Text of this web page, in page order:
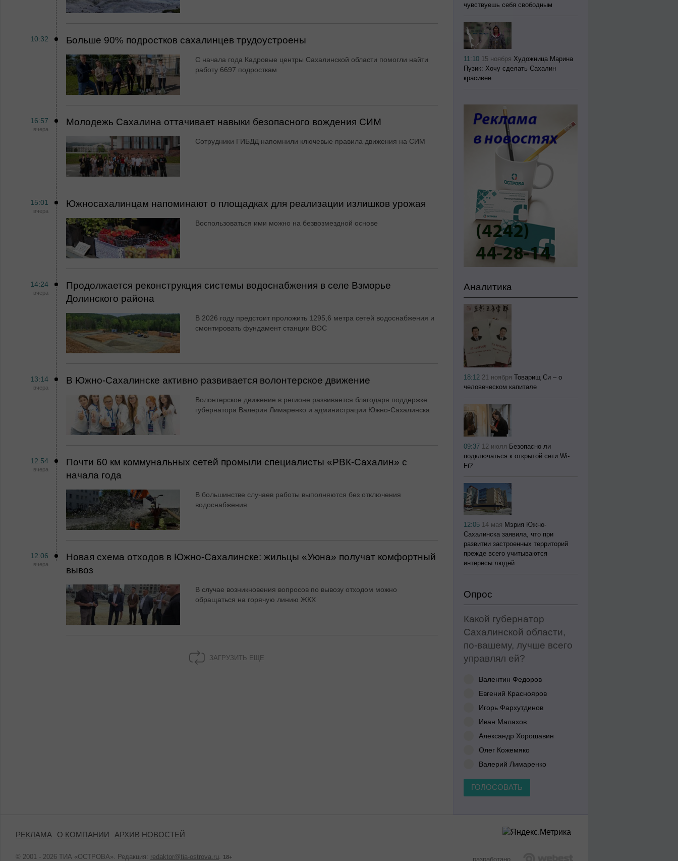
10:32 Больше 90% подростков сахалинцев трудоустроены
С начала года Кадровые центры Сахалинской области помогли найти
работу 6697 подросткам
16:57
вчера
Молодежь Сахалина оттачивает навыки безопасного вождения СИМ
Сотрудники ГИБДД напомнили ключевые правила движения на СИМ
15:01
вчера
Южносахалинцам напоминают о площадках для реализации излишков урожая
Воспользоваться ими можно на безвозмездной основе
14:24
вчера
Продолжается реконструкция системы водоснабжения в селе Взморье
Долинского района
В 2026 году предстоит проложить 1295,6 метра сетей водоснабжения и
смонтировать фундамент станции ВОС
13:14
вчера
В Южно-Сахалинске активно развивается волонтерское движение
Волонтерское движение в регионе развивается благодаря поддержке
губернатора Валерия Лимаренко и администрации Южно-Сахалинска
12:54
вчера
Почти 60 км коммунальных сетей промыли специалисты «РВК‑Сахалин» с
начала года
В большинстве случаев работы выполняются без отключения
водоснабжения
12:06
вчера
Новая схема отходов в Южно-Сахалинске: жильцы «Уюна» получат комфортный
вывоз
В случае возникновения вопросов по вывозу отходом можно
обращаться на горячую линию ЖКХ
ЗАГРУЗИТЬ ЕЩЕ
чувствуешь себя свободным
11:10 15 ноября Художница Марина
Пузик: Хочу сделать Сахалин
красивее
Аналитика
18:12 21 ноября Товарищ Си – о
человеческом капитале
09:37 12 июля Безопасно ли
подключаться к открытой сети Wi-
Fi?
12:05 14 мая Мэрия Южно-
Сахалинска заявила, что при
развитии застроенных территорий
прежде всего учитываются
интересы людей
Опрос
Какой губернатор
Сахалинской области,
по-вашему, лучше всего
управлял ей?
Валентин Федоров
Евгений Краснояров
Игорь Фархутдинов
Иван Малахов
Александр Хорошавин
Олег Кожемяко
Валерий Лимаренко
ГОЛОСОВАТЬ
РЕКЛАМА О КОМПАНИИ АРХИВ НОВОСТЕЙ
© 2001 - 2026 ТИА «ОСТРОВА». Редакция: redaktor@tia-ostrova.ru 18+ разработано